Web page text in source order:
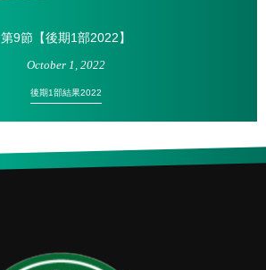
第9節【後期1部2022】
October 1 2022
後期1部結果2022